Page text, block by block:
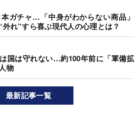
ガチャ…「中身がわからない商品」
れ”すら喜ぶ現代人の心理とは？
国は守れない…約100年前に「軍備拡
物
最新記事一覧